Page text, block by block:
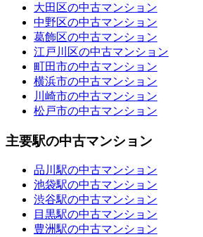
大田区の中古マンション
中野区の中古マンション
葛飾区の中古マンション
江戸川区の中古マンション
町田市の中古マンション
横浜市の中古マンション
川崎市の中古マンション
松戸市の中古マンション
主要駅の中古マンション
品川駅の中古マンション
池袋駅の中古マンション
渋谷駅の中古マンション
目黒駅の中古マンション
豊洲駅の中古マンション